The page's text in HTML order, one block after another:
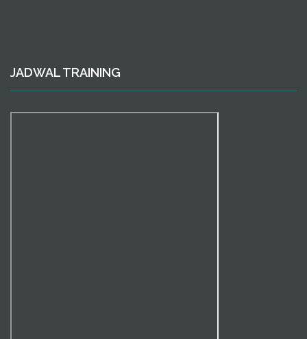
JADWAL TRAINING